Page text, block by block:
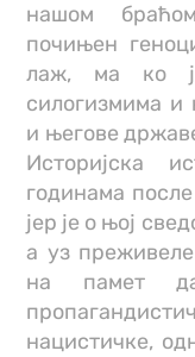
нашом
почињен
лаж, ма ко
силогизмима и
и његове
Историјска
годинама
јер је о њој
а уз
на памет
нацистичке,